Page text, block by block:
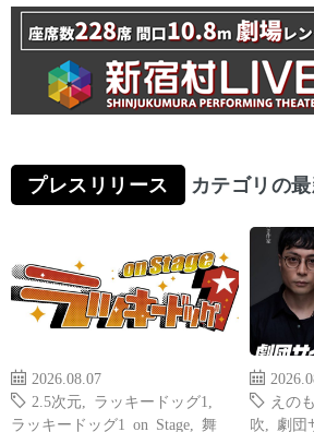
プレスリリース カテゴリの
2026.08.07
2.5次元
ラッキードッグ1
ラッキードッグ1 on Stage
舞
えの
吹
劇団